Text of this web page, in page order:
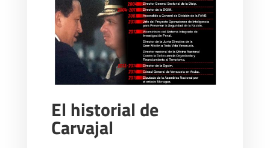
El historial de
Carvajal